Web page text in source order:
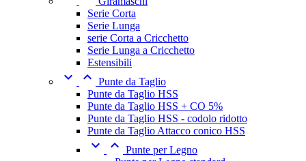
Serie Corta
Serie Lunga
serie Corta a Cricchetto
Serie Lunga a Cricchetto
Estensibili
  Punte da Taglio
Punte da Taglio HSS
Punte da Taglio HSS + CO 5%
Punte da Taglio HSS - codolo ridotto
Punte da Taglio Attacco conico HSS
  Punte per Legno